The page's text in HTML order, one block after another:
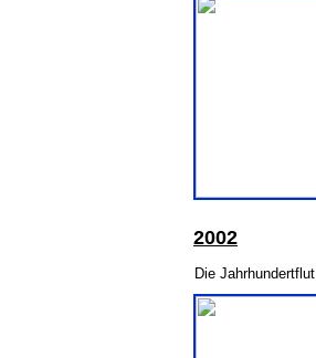
2002
Die Jahrhundertflut